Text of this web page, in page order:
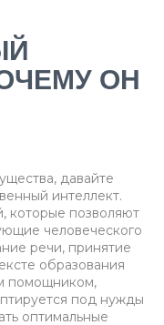
ОН
давайте
интеллект.
которые позволяют
человеческого
речи, принятие
образования
помощником,
под нужды
оптимальные